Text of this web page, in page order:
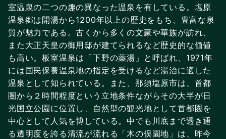
室温泉の二つの趣の異なった温泉を有している。塩原
温泉郷は開湯から1200年以上の歴史をもち、豊富な泉
質が魅力である。古くから多くの文豪や華族が訪れ、
また大正天皇の御用邸が建てられるなど歴史的な価値
も高い。板室温泉は「下野の薬湯」と呼ばれ、1971年
には国民保養温泉地の指定を受けるなど湯治に適した
温泉として知られている。また、那須塩原市は、首都
圏から２時間程度という立地条件ながらその大半が日
光国立公園に位置し、自然型の観光地として首都圏を
中心として人気を博している。中でも川底まで透き通
る透明度を誇る清流が流れる「木の俣園地」は、昨今